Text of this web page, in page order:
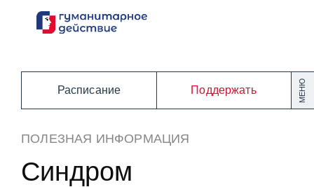
Перейти
МЕНЮ
Расписание Поддержать
ПОЛЕЗНАЯ ИНФОРМАЦИЯ
Синдром